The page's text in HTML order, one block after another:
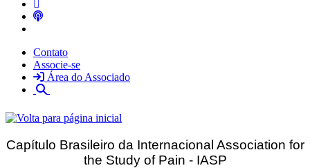
Contato
Associe-se
Área do Associado
Capítulo Brasileiro da Internacional Association for
the Study of Pain - IASP